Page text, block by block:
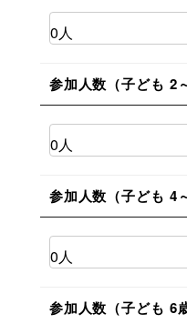
参加人数（子ども 2
参加人数（子ども 4
参加人数（子ども 6